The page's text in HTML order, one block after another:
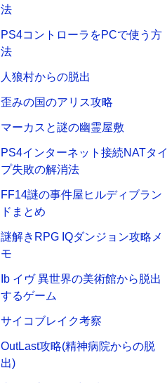
法
PS4コントローラをPCで使う方
法
人狼村からの脱出
歪みの国のアリス攻略
マーカスと謎の幽霊屋敷
PS4インターネット接続NATタイ
プ失敗の解消法
FF14謎の事件屋ヒルディブラン
ドまとめ
謎解きRPG IQダンジョン攻略メ
モ
Ib イヴ 異世界の美術館から脱出
するゲーム
サイコブレイク考察
OutLast攻略(精神病院からの脱
出)